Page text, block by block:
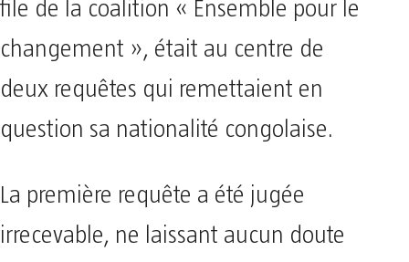
file de la coalition « Ensemble pour le
changement », était au centre de
deux requêtes qui remettaient en
question sa nationalité congolaise.
La première requête a été jugée
irrecevable, ne laissant aucun doute